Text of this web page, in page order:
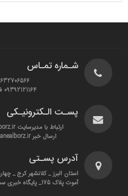
شـماره تمـاس
02632706566
09392121164 فقط پیامک
پسـت الـکترونیـکی
ارتباط با مدیرسایت ahmadi@samanealborz.ir
ارسال خبر shahrvand@samanealborz.ir
آدرس پسـتی
استان البرز _ کلانشهر کرج _
آموت پلاک 175_ پایگاه خبری سمن البرز